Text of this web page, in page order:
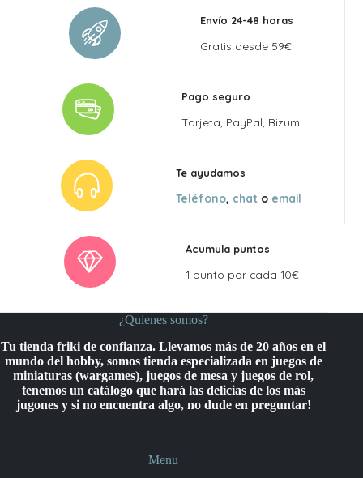
Envío 24-48 horas
Gratis desde 59€
Pago seguro
Tarjeta, PayPal, Bizum
Te ayudamos
Teléfono, chat o email
Acumula puntos
1 punto por cada 10€
¿Quienes somos?
Tu tienda friki de confianza. Llevamos más de 20 años en el
mundo del hobby, somos tienda especializada en juegos de
miniaturas (wargames), juegos de mesa y juegos de rol,
tenemos un catálogo que hará las delicias de los más
jugones y si no encuentra algo, no dude en preguntar!
Menu